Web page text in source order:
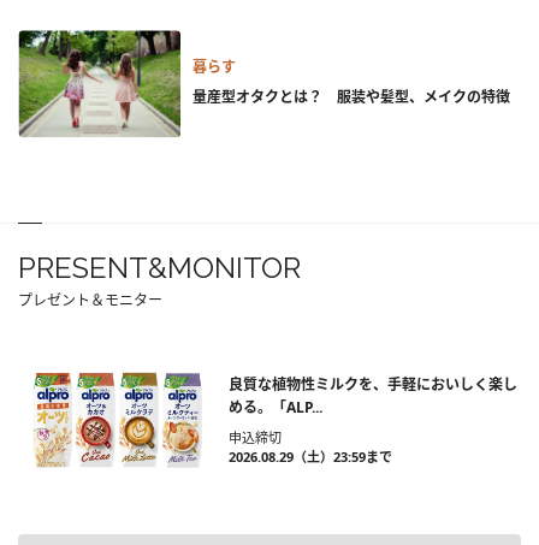
暮らす
量産型オタクとは？ 服装や髪型、メイクの特徴
PRESENT&MONITOR
プレゼント＆モニター
良質な植物性ミルクを、手軽においしく楽し
める。「ALP...
申込締切
2026.08.29（土）23:59まで